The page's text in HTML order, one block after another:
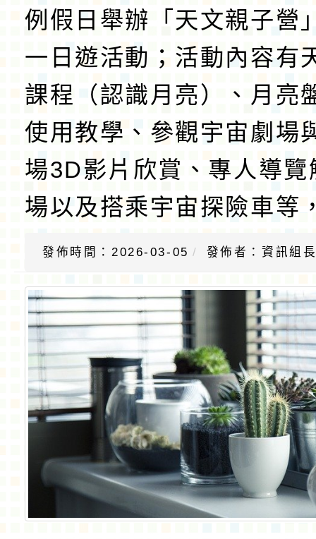
例假日舉辦「天文親子營
一日遊活動；活動內容有
課程（認識月亮）、月亮
使用教學、參觀宇宙劇場
場3D影片欣賞、專人導覽
場以及搭乘宇宙探險車等
發佈時間：2026-03-05 發佈者：資訊組